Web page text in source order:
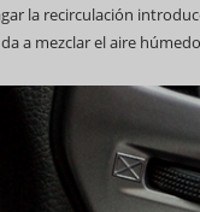
la recirculación
a mezclar el aire